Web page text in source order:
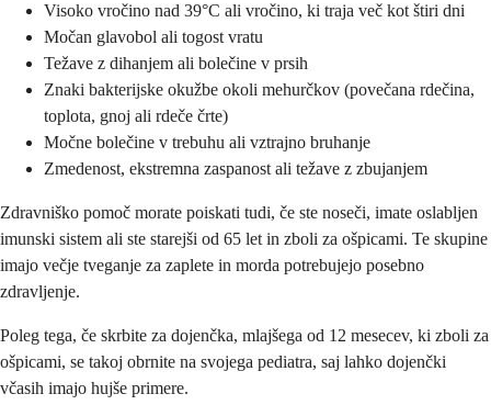
Visoko vročino nad 39°C ali vročino, ki traja več kot štiri dni
Močan glavobol ali togost vratu
Težave z dihanjem ali bolečine v prsih
Znaki bakterijske okužbe okoli mehurčkov (povečana rdečina,
toplota, gnoj ali rdeče črte)
Močne bolečine v trebuhu ali vztrajno bruhanje
Zmedenost, ekstremna zaspanost ali težave z zbujanjem
Zdravniško pomoč morate poiskati tudi, če ste noseči, imate oslabljen
imunski sistem ali ste starejši od 65 let in zboli za ošpicami. Te skupine
imajo večje tveganje za zaplete in morda potrebujejo posebno
zdravljenje.
Poleg tega, če skrbite za dojenčka, mlajšega od 12 mesecev, ki zboli za
ošpicami, se takoj obrnite na svojega pediatra, saj lahko dojenčki
včasih imajo hujše primere.